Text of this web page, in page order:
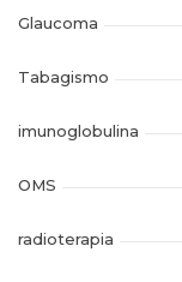
Glaucoma
Tabagismo
imunoglobulina
OMS
radioterapia